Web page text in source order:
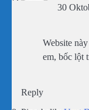
30
Website
em, bốc lột
Reply